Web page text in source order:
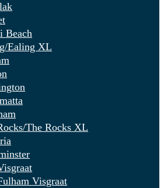
Beach
Ealing XL
The Rocks XL
Visgraat